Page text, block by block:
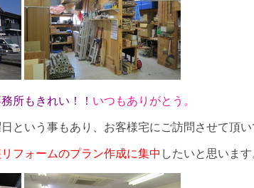
所もきれい！！ いつもありがとう。
という事もあり、お客様宅にご訪問させて頂い
フォームのプラン作成に集中 したいと思います